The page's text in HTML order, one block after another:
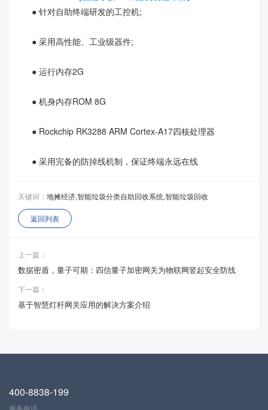
● 针对自助终端研发的工控机;
● 采用高性能、工业级器件;
● 运行内存2G
● 机身内存ROM 8G
● Rockchip RK3288 ARM Cortex-A17四核处理器
● 采用完备的防掉线机制，保证终端永远在线
关键词： 地摊经济,智能垃圾分类自助回收系统,智能垃圾回收
返回列表
上一篇：
数据密盾，量子可期：四信量子加密网关为物联网竖起安全防线
下一篇：
基于智慧灯杆网关应用的解决方案介绍
400-8838-199
服务电话